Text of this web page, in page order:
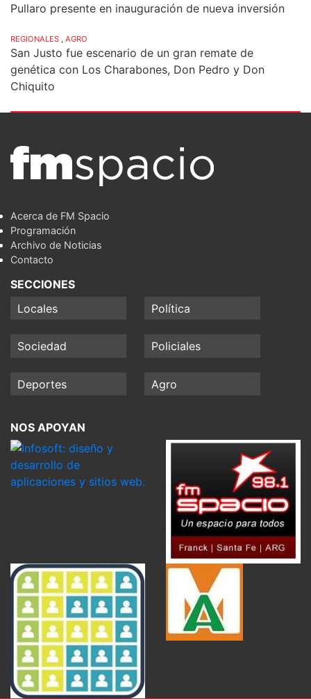
Pullaro presente en inauguración de nueva inversión
REGIONALES , AGRO
San Justo fue escenario de un gran remate de
genética con Los Charabones, Don Pedro y Don
Chiquito
Acerca de FM Spacio
Programación
Archivo de Noticias
Contacto
SECCIONES
Locales
Política
Sociedad Policiales
Deportes Agro
NOS APOYAN